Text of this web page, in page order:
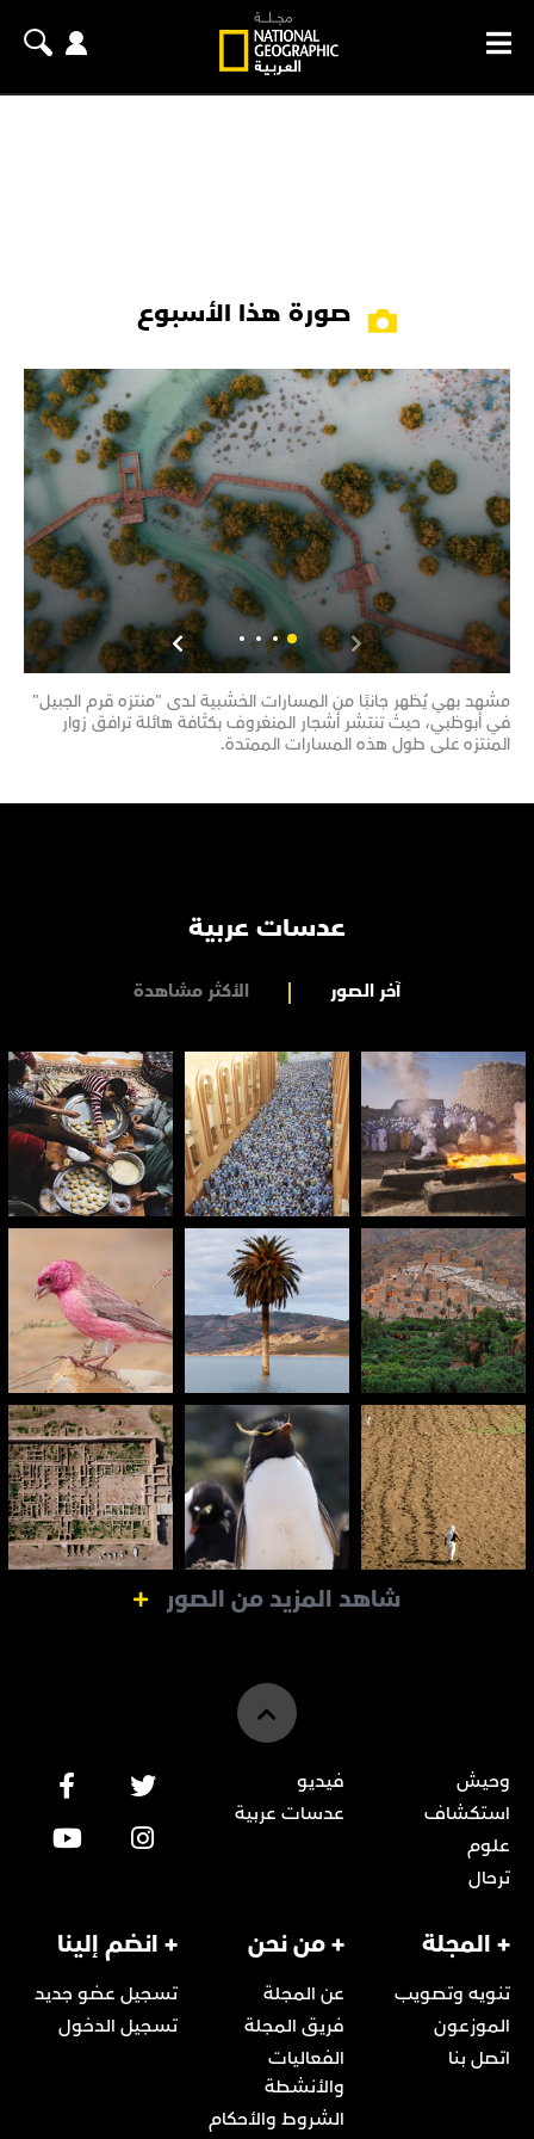
صورة هذا الأسبوع
مشهد بهي يُظهر جانبًا من المسارات الخشبية لدى "منتزه قرم الجبيل"
في أبوظبي، حيث تنتشر أشجار المنغروف بكثافة هائلة ترافق زوار
المنتزه على طول هذه المسارات الممتدة.
عدسات عربية
آخر الصور الأكثر مشاهدة
شاهد المزيد من الصور
وحيش
استكشاف
علوم
ترحال
فيديو
عدسات عربية
+ المجلة
تنويه وتصويب
الموزعون
اتصل بنا
+ من نحن
عن المجلة
فريق المجلة
الفعاليات
والأنشطة
الشروط والأحكام
+ انضم إلينا
تسجيل عضو جديد
تسجيل الدخول